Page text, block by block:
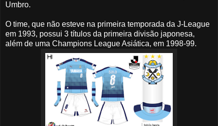
Umbro.
O time, que não esteve na primeira temporada da J-League
em 1993, possui 3 títulos da primeira divisão japonesa,
além de uma Champions League Asiática, em 1998-99.